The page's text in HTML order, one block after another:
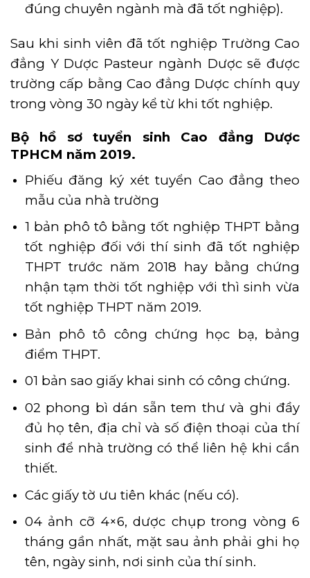
đúng chuyên ngành mà đã tốt nghiệp).
Sau khi sinh viên đã tốt nghiệp Trường Cao
đẳng Y Dược Pasteur ngành Dược sẽ được
trường cấp bằng Cao đẳng Dược chính quy
trong vòng 30 ngày kể từ khi tốt nghiệp.
Bộ hồ sơ tuyển sinh Cao đẳng Dược
TPHCM năm 2019.
Phiếu đăng ký xét tuyển Cao đẳng theo
mẫu của nhà trường
1 bản phô tô bằng tốt nghiệp THPT bằng
tốt nghiệp đối với thí sinh đã tốt nghiệp
THPT trước năm 2018 hay bằng chứng
nhận tạm thời tốt nghiệp với thì sinh vừa
tốt nghiệp THPT năm 2019.
Bản phô tô công chứng học bạ, bảng
điểm THPT.
01 bản sao giấy khai sinh có công chứng.
02 phong bì dán sẵn tem thư và ghi đầy
đủ họ tên, địa chỉ và số điện thoại của thí
sinh để nhà trường có thể liên hệ khi cần
thiết.
Các giấy tờ ưu tiên khác (nếu có).
04 ảnh cỡ 4×6, dược chụp trong vòng 6
tháng gần nhất, mặt sau ảnh phải ghi họ
tên, ngày sinh, nơi sinh của thí sinh.